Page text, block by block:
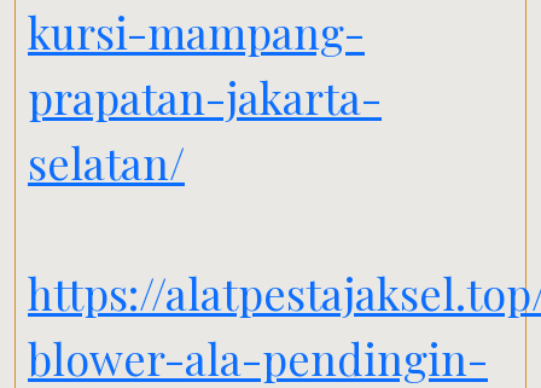
kursi-mampang-
prapatan-jakarta-
selatan/
https://
blower-ala-pendingin-